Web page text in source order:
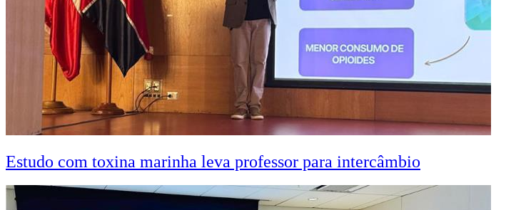
Estudo com toxina marinha leva professor para intercâmbio